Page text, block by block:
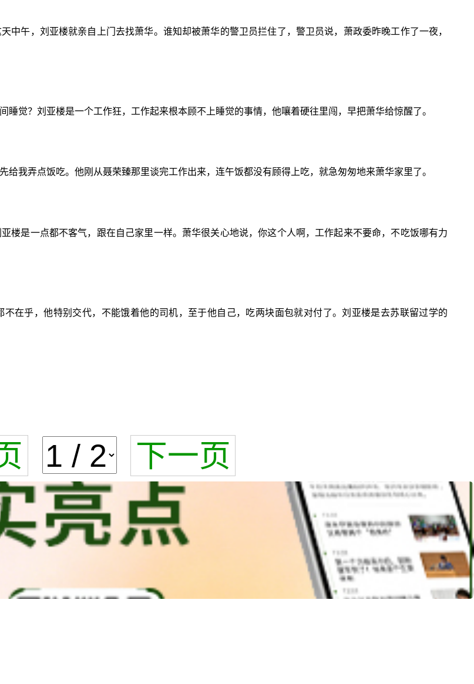
中午，刘亚楼就亲自上门去找萧华。谁知却被萧华的警卫员拦住了，警卫员说，萧政委昨晚工作了一夜，
觉？刘亚楼是一个工作狂，工作起来根本顾不上睡觉的事情，他嚷着硬往里闯，早把萧华给惊醒了。
我弄点饭吃。他刚从聂荣臻那里谈完工作出来，连午饭都没有顾得上吃，就急匆匆地来萧华家里了。
楼是一点都不客气，跟在自己家里一样。萧华很关心地说，你这个人啊，工作起来不要命，不吃饭哪有力
在乎，他特别交代，不能饿着他的司机，至于他自己，吃两块面包就对付了。刘亚楼是去苏联留过学的
下一页